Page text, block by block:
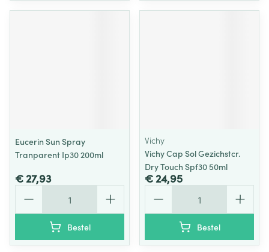
Eucerin Sun Spray
Tranparent Ip30 200ml
€ 27,93
Bestel
Vichy
Vichy Cap Sol Gezichstcr.
Dry Touch Spf30 50ml
€ 24,95
Bestel